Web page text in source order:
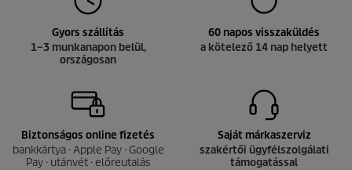
Gyors szállítás
1–3 munkanapon belül,
országosan
60 napos visszaküldés
a kötelező 14 nap helyett
Biztonságos online fizetés
bankkártya · Apple Pay · Google
Pay · utánvét · előreutalás
Saját márkaszerviz
szakértői ügyfélszolgálati
támogatással